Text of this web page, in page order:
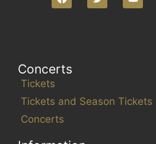
Concerts
Tickets
Tickets and Season Tickets
Concerts